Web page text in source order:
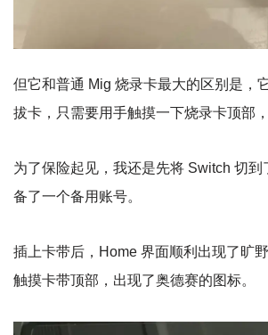
但它和普通 Mig 烧录卡最大的区别是，
拔卡，只需要用手触摸一下烧录卡顶部
为了保险起见，我还是先将 Switch 切到
备了一个备用账号。
插上卡带后，Home 界面顺利出现了旷
触摸卡带顶部，出现了奥德赛的图标。